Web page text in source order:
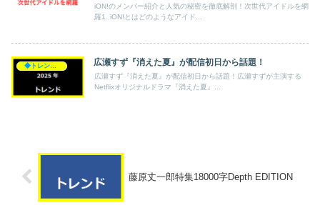
iON!のメンバー紹介と人気の秘密を徹底解剖！次世代アイドルを網
羅1. iON!とはどのようなアイド...
広瀬すず『消えた夏』が配信初日から話題！
広瀬すず『消えた夏』が配信初日から話題！広瀬すずが主演する
Netflixオリジナルドラマ『消えた夏』...
藤原丈一郎特集18000字Depth EDITION